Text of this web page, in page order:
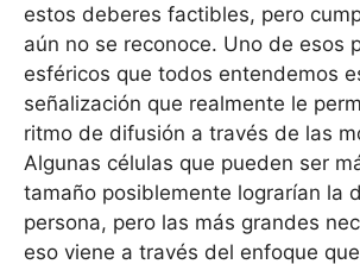
estos deberes factibles, pero
aún no se reconoce. Uno de esos
esféricos que todos entendemos
señalización que realmente le
ritmo de difusión a través de las
Algunas células que pueden ser
tamaño posiblemente lograrían la
persona, pero las más grandes
eso viene a través del enfoque